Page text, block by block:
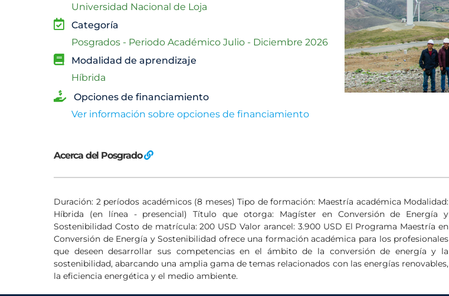
Universidad Nacional de Loja
Categoría
Posgrados - Periodo Académico Julio - Diciembre 2026
Modalidad de aprendizaje
Híbrida
Opciones de financiamiento
Ver información sobre opciones de financiamiento
Acerca del Posgrado
Duración: 2 períodos académicos (8 meses) Tipo de formación: Maestría académica Modalidad:
Híbrida (en línea - presencial) Título que otorga: Magíster en Conversión de Energía y
Sostenibilidad Costo de matrícula: 200 USD Valor arancel: 3.900 USD El Programa Maestría en
Conversión de Energía y Sostenibilidad ofrece una formación académica para los profesionales
que deseen desarrollar sus competencias en el ámbito de la conversión de energía y la
sostenibilidad, abarcando una amplia gama de temas relacionados con las energías renovables,
la eficiencia energética y el medio ambiente.